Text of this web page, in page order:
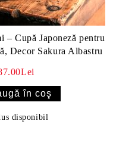
– Cupă Japoneză pentru
Decor Sakura Albastru
disponibil